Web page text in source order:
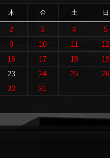
木 金 土 日
2 3 4
5
9 10 11
12
16 17 18
19
23 24 25
26
30
31